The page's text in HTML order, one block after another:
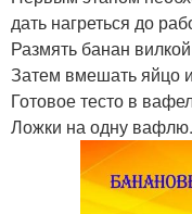
дать нагреться до
Размять банан
Затем вмешать яйцо
Готовое тесто в
Ложки на одну вафлю.